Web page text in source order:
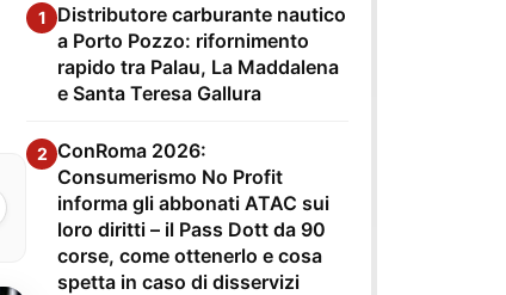
1
Distributore carburante nautico
a Porto Pozzo: rifornimento
rapido tra Palau, La Maddalena
e Santa Teresa Gallura
2 ConRoma 2026:
Consumerismo No Profit
informa gli abbonati ATAC sui
loro diritti – il Pass Dott da 90
corse, come ottenerlo e cosa
spetta in caso di disservizi